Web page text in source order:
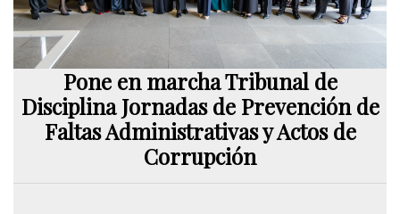
Pone en marcha Tribunal de
Disciplina Jornadas de Prevención de
Faltas Administrativas y Actos de
Corrupción